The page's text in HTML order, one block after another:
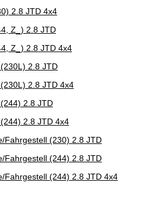
2.8 JTD 4x4
Z_) 2.8 JTD
Z_) 2.8 JTD 4x4
2.8 JTD
2.8 JTD 4x4
2.8 JTD
2.8 JTD 4x4
Fahrgestell (230) 2.8 JTD
Fahrgestell (244) 2.8 JTD
Fahrgestell (244) 2.8 JTD 4x4